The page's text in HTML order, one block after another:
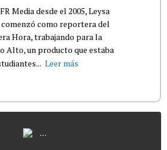
Media desde el 2005, Leysa
como reportera del
Hora, trabajando para la
Alto, un producto que estaba
Leer más
...